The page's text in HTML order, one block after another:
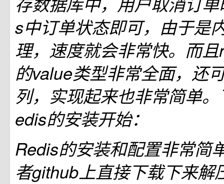
s中订单状态即可，由于是
理，速度就会非常快。而
的value类型非常全面，还
列，实现起来也非常简单
edis的安装开始：
Redis的安装和配置非常简
者github上直接下载下来解